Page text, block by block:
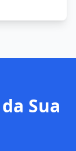
Sua